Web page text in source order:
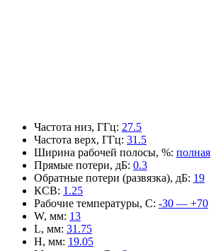
Частота низ, ГГц: 27.5
Частота верх, ГГц: 31.5
Ширина рабочей полосы, %: полная
Прямые потери, дБ: 0.3
Обратные потери (развязка), дБ: 19
КСВ: 1.25
Рабочие температуры, С: -30 — +70
W, мм: 13
L, мм: 31.75
H, мм: 19.05